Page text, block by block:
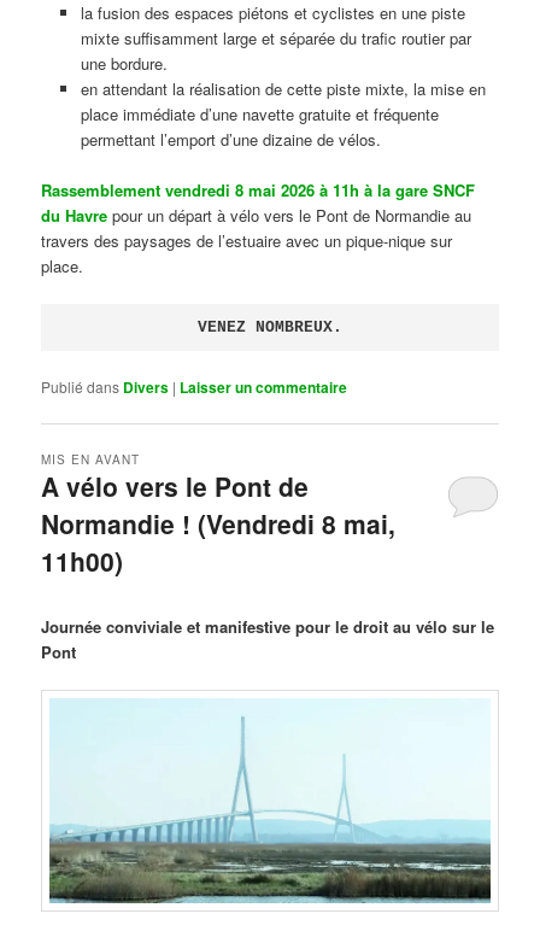
la fusion des espaces piétons et cyclistes en une piste
mixte suffisamment large et séparée du trafic routier par
une bordure.
en attendant la réalisation de cette piste mixte, la mise en
place immédiate d’une navette gratuite et fréquente
permettant l’emport d’une dizaine de vélos.
Rassemblement vendredi 8 mai 2026 à 11h à la gare SNCF
du Havre pour un départ à vélo vers le Pont de Normandie au
travers des paysages de l’estuaire avec un pique-nique sur
place.
VENEZ NOMBREUX.
Publié dans Divers | Laisser un commentaire
A vélo vers le Pont de
Normandie ! (Vendredi 8 mai,
11h00)
MIS EN AVANT
Journée conviviale et manifestive pour le droit au vélo sur le
Pont